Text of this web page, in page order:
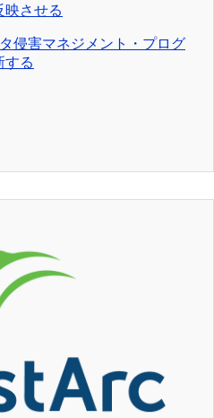
映させる
侵害マネジメント・プログ
する